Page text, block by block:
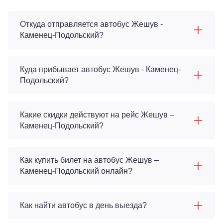
Откуда отправляется автобус Жешув -
Каменец-Подольский?
Куда прибывает автобус Жешув - Каменец-
Подольский?
Какие скидки действуют на рейс Жешув –
Каменец-Подольский?
Как купить билет на автобус Жешув –
Каменец-Подольский онлайн?
Как найти автобус в день выезда?